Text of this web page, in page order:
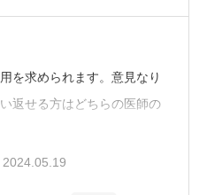
を求められます。意見なり
返せる方はどちらの医師の
Google Mapから引用）
2024.05.19